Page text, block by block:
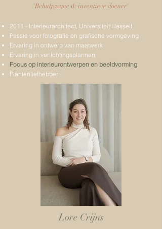
'Behulpzame & inventieve doener'
2011 - Interieurarchitect, Universiteit Hasselt
Passie voor fotografie en grafische vormgeving
Ervaring in ontwerp van maatwerk
Ervaring in verlichtingsplannen
Focus op interieurontwerpen en beeldvorming
Plantenliefhebber
Lore Crijns